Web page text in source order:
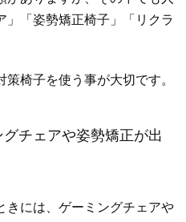
「姿勢矯正椅子」「リクラ
椅子を使う事が大切です。
チェアや姿勢矯正が出
きには、ゲーミングチェアや